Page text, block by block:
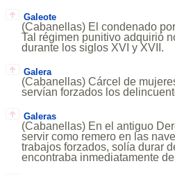
Galeote
(Cabanellas) El condenado
Tal régimen punitivo adquirió
durante los siglos XVI y XVII.
Galera
(Cabanellas) Cárcel de
servían forzados los
Galeras
(Cabanellas) En el antiguo
servir como remero en las
trabajos forzados, solía durar
encontraba inmediatamente